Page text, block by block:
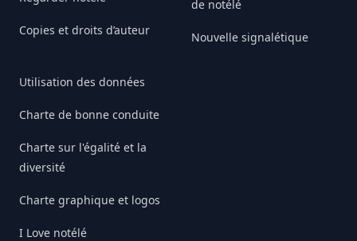
Copies et droits d’auteur
Utilisation des données
Charte de bonne conduite
Charte sur l'égalité et la
diversité
Charte graphique et logos
I Love notélé
de notélé
Nouvelle signalétique